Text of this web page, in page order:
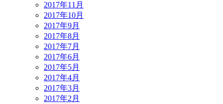
2017年11月
2017年10月
2017年9月
2017年8月
2017年7月
2017年6月
2017年5月
2017年4月
2017年3月
2017年2月